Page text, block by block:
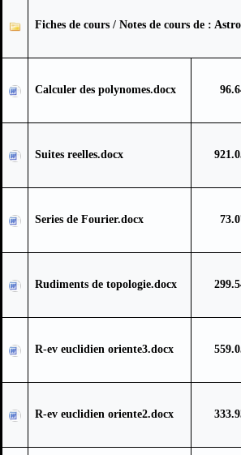
Fiches de cours / Notes de cours de :
Calculer des polynomes.docx
Suites reelles.docx
Series de Fourier.docx
Rudiments de topologie.docx
R-ev euclidien oriente3.docx
R-ev euclidien oriente2.docx